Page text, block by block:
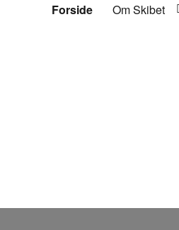
Forside Om Skibet